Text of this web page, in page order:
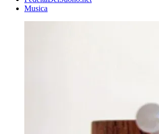
Musica